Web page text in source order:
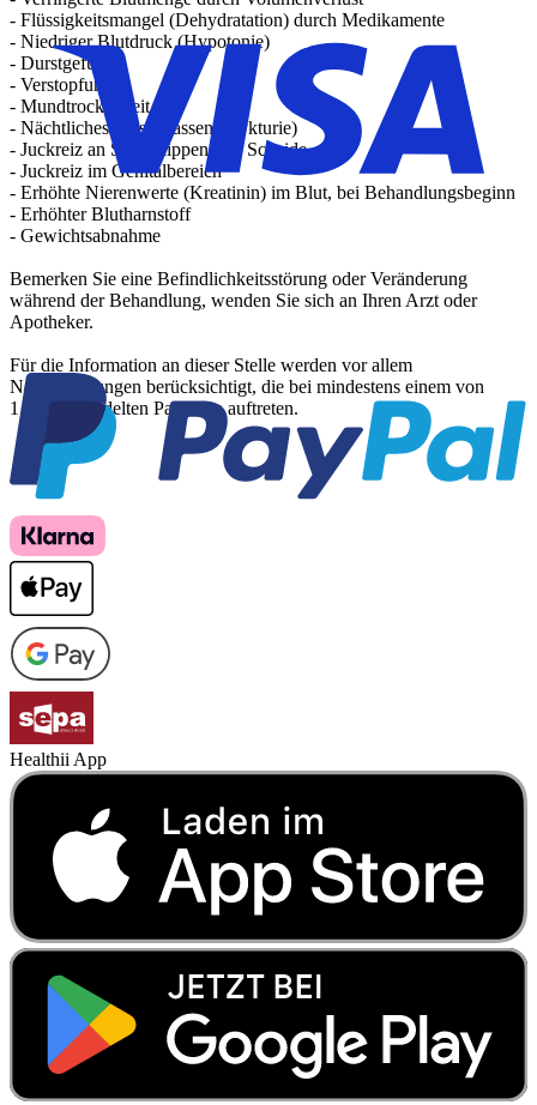
- Flüssigkeitsmangel (Dehydratation) durch Medikamente
- Niedriger Blutdruck (Hypotonie)
- Durstgefühl
- Verstopfung
- Mundtrockenheit
- Nächtliches Wasserlassen (Nykturie)
- Juckreiz an Schamlippen und Scheide
- Juckreiz im Genitalbereich
- Erhöhte Nierenwerte (Kreatinin) im Blut, bei Behandlungsbeginn
- Erhöhter Blutharnstoff
- Gewichtsabnahme
Bemerken Sie eine Befindlichkeitsstörung oder Veränderung
während der Behandlung, wenden Sie sich an Ihren Arzt oder
Apotheker.
Für die Information an dieser Stelle werden vor allem
Nebenwirkungen berücksichtigt, die bei mindestens einem von
1.000 behandelten Patienten auftreten.
Healthii App